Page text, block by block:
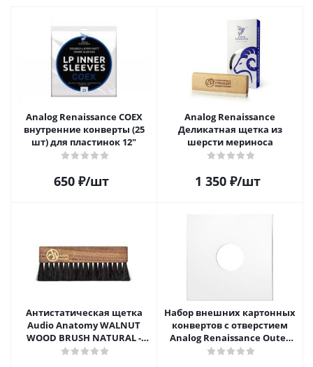
Analog Renaissance COEX
внутренние конверты (25
шт) для пластинок 12"
650 ₽/шт
Analog Renaissance
Деликатная щетка из
шерсти мериноса
1 350₽/шт
Антистатическая щетка
Audio Anatomy WALNUT
WOOD BRUSH NATURAL -
DELUXE
Набор внешних картонных
конвертов с отверстием
Analog Renaissance Оuter
Carton Jacket, 10шт, AR-